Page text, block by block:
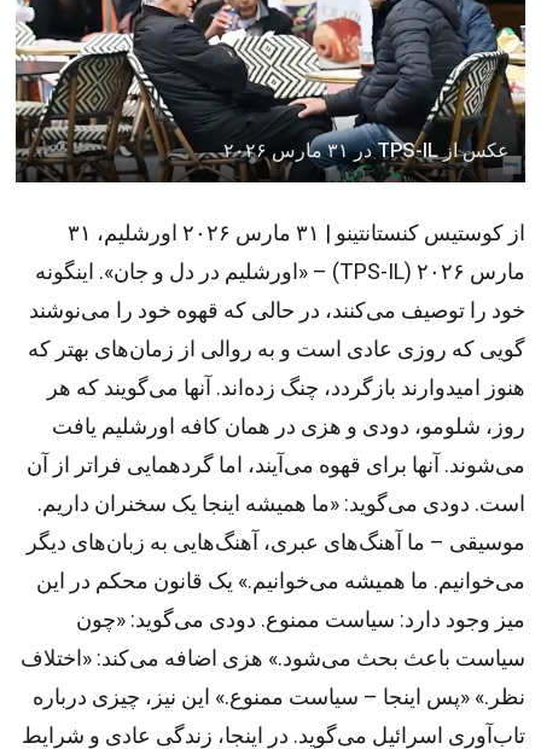
عکس از TPS-IL در ۳۱ مارس ۲۰۲۶
از کوستیس کنستانتینو | ۳۱ مارس ۲۰۲۶ اورشلیم، ۳۱
مارس ۲۰۲۶ (TPS-IL) – «اورشلیم در دل و جان». اینگونه
خود را توصیف می‌کنند، در حالی که قهوه خود را می‌نوشند
گویی که روزی عادی است و به روالی از زمان‌های بهتر که
هنوز امیدوارند بازگردد، چنگ زده‌اند. آنها می‌گویند که هر
روز، شلومو، دودی و هزی در همان کافه اورشلیم یافت
می‌شوند. آنها برای قهوه می‌آیند، اما گردهمایی فراتر از آن
است. دودی می‌گوید: «ما همیشه اینجا یک سخنران داریم.
موسیقی – ما آهنگ‌های عبری، آهنگ‌هایی به زبان‌های دیگر
می‌خوانیم. ما همیشه می‌خوانیم.» یک قانون محکم در این
میز وجود دارد: سیاست ممنوع. دودی می‌گوید: «چون
سیاست باعث بحث می‌شود.» هزی اضافه می‌کند: «اختلاف
نظر.» «پس اینجا – سیاست ممنوع.» این نیز، چیزی درباره
تاب‌آوری اسرائیل می‌گوید. در اینجا، زندگی عادی و شرایط